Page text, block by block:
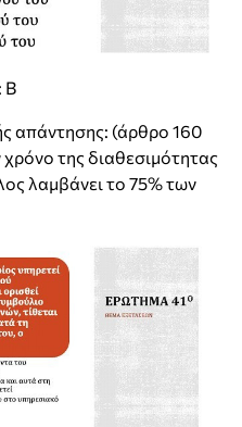
Β
απάντησης: (άρθρο 160
της διαθεσιμότητας
λαμβάνει το 75% των